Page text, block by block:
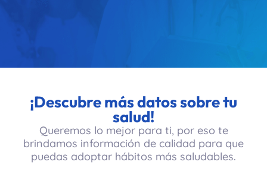
¡Descubre más datos sobre tu
salud!
Queremos lo mejor para ti, por eso te
brindamos información de calidad para que
puedas adoptar hábitos más saludables.